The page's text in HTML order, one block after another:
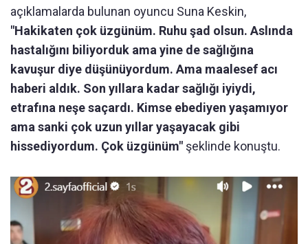
açıklamalarda bulunan oyuncu Suna Keskin,
"Hakikaten çok üzgünüm. Ruhu şad olsun. Aslında
hastalığını biliyorduk ama yine de sağlığına
kavuşur diye düşünüyordum. Ama maalesef acı
haberi aldık. Son yıllara kadar sağlığı iyiydi,
etrafına neşe saçardı. Kimse ebediyen yaşamıyor
ama sanki çok uzun yıllar yaşayacak gibi
hissediyordum. Çok üzgünüm" şeklinde konuştu.